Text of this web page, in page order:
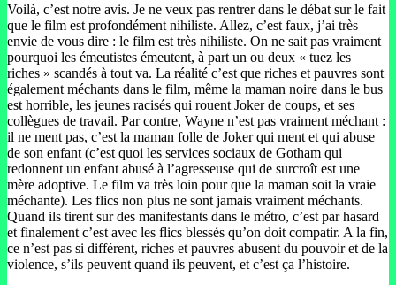
Voilà, c’est notre avis. Je ne veux pas rentrer dans le débat sur le fait
que le film est profondément nihiliste. Allez, c’est faux, j’ai très
envie de vous dire : le film est très nihiliste. On ne sait pas vraiment
pourquoi les émeutistes émeutent, à part un ou deux « tuez les
riches » scandés à tout va. La réalité c’est que riches et pauvres sont
également méchants dans le film, même la maman noire dans le bus
est horrible, les jeunes racisés qui rouent Joker de coups, et ses
collègues de travail. Par contre, Wayne n’est pas vraiment méchant :
il ne ment pas, c’est la maman folle de Joker qui ment et qui abuse
de son enfant (c’est quoi les services sociaux de Gotham qui
redonnent un enfant abusé à l’agresseuse qui de surcroît est une
mère adoptive. Le film va très loin pour que la maman soit la vraie
méchante). Les flics non plus ne sont jamais vraiment méchants.
Quand ils tirent sur des manifestants dans le métro, c’est par hasard
et finalement c’est avec les flics blessés qu’on doit compatir. A la fin,
ce n’est pas si différent, riches et pauvres abusent du pouvoir et de la
violence, s’ils peuvent quand ils peuvent, et c’est ça l’histoire.